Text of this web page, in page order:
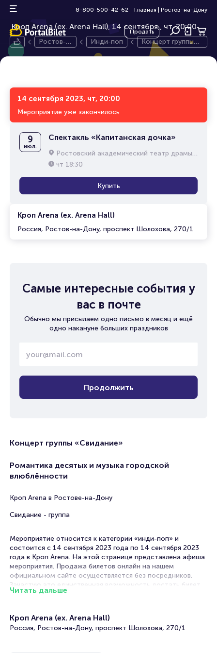
8-800-500-42-62 Главная Ростов-на-Дону
Продать
Концерт группы «Свидание»
Кроп Arena (ex. Arena Hall), 14 сентября,
16+
чт, 20:00
Ростов-н
Инди-поп
Концерт группы
«Свидание»
14 сентября 2023, чт, 20:00
Мероприятие уже закончилось
Кроп Arena (ex. Arena Hall)
Россия, Ростов-на-Дону, проспект Шолохова, 270/1
9
июл.
Спектакль «Капитанская дочка»
Ростовский академический театр драмы им. М.Горького
чт 18:30
Купить
Самые интересные события у
вас в почте
Обычно мы присылаем одно письмо в месяц и ещё
одно накануне больших праздников
Продолжить
Концерт группы «Свидание»
Романтика десятых и музыка городской
влюблённости
Кроп Arena в Ростове-на-Дону
Свидание - группа
Мероприятие относится к категории «инди-поп» и
состоится с 14 сентября 2023 года по 14 сентября 2023
года в Кроп Arena. На этой странице представлена афиша
мероприятия. Продажа билетов онлайн на нашем
официальном сайте осуществляется без посредников.
Зачастую это единственная возможность достать билет
на инди-поп.
Portalbilet – удобный и надежный сервис для покупки и
Читать дальше
Кроп Arena (ex. Arena Hall)
Россия, Ростов-на-Дону, проспект Шолохова, 270/1